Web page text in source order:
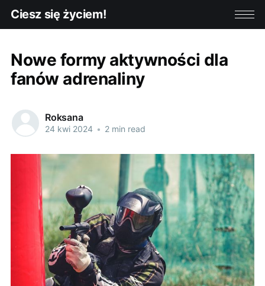
Ciesz się życiem!
Nowe formy aktywności dla
fanów adrenaliny
Roksana
24 kwi 2024 • 2 min read